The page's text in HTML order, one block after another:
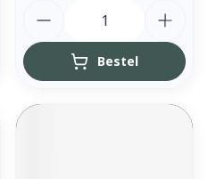
Bestel